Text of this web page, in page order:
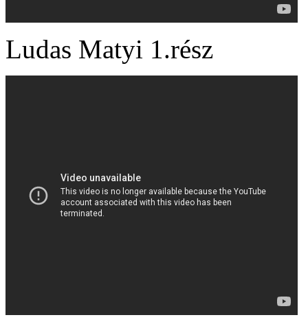
Ludas Matyi 1.rész